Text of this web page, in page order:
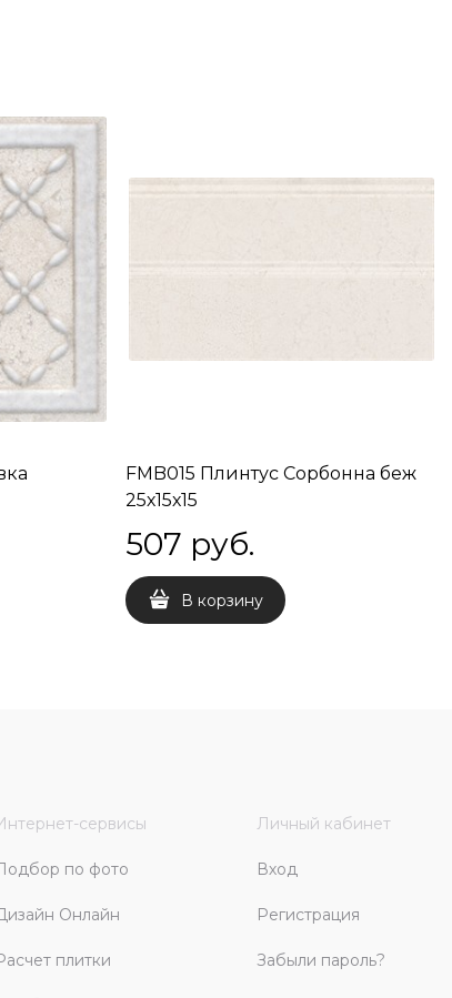
FMB015 Плинтус Сорбонна беж
25х15х15
507 руб.
В корзину
сервисы
по фото
Онлайн
плитки
Личный кабинет
Вход
Регистрация
Забыли пароль?